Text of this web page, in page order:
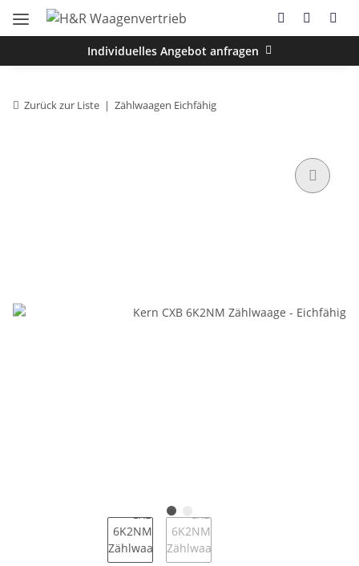
Individuelles Angebot anfragen
Zurück zur Liste Zählwaagen Eichfähig